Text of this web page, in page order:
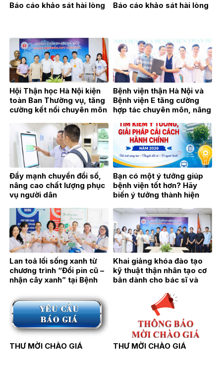
Báo cáo khảo sát hài lòng Báo cáo khảo sát hài lòng
Hội Thận học Hà Nội kiện
toàn Ban Thường vụ, tăng
cường kết nối chuyên môn
chuyên ngành Thận học
Bệnh viện thận Hà Nội và
Bệnh viện E tăng cường
hợp tác chuyên môn, nâng
chữa bệnh
Đẩy mạnh chuyển đổi số,
nâng cao chất lượng phục
vụ người dân
Bạn có một ý tưởng giúp
bệnh viện tốt hơn? Hãy
biến ý tưởng thành hiện
Lan toả lối sống xanh từ
chương trình “Đổi pin cũ –
nhận cây xanh” tại Bệnh
Khai giảng khóa đào tạo
kỹ thuật thận nhân tạo cơ
bản dành cho bác sĩ và
THƯ MỜI CHÀO GIÁ THƯ MỜI CHÀO GIÁ